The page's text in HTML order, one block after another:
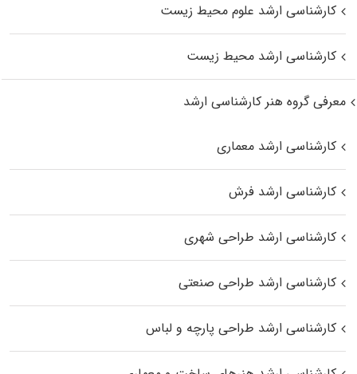
کارشناسی ارشد علوم محیط‌ زیست
کارشناسی ارشد محیط زیست
معرفی گروه هنر کارشناسی ارشد
کارشناسی ارشد معماری
کارشناسی ارشد فرش
کارشناسی ارشد طراحی شهری
کارشناسی ارشد طراحی صنعتی
کارشناسی ارشد طراحی پارچه و لباس